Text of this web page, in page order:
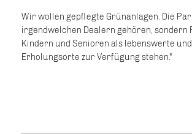
Wir wollen gepflegte Grünanlagen. Die
irgendwelchen Dealern gehören, sondern
Kindern und Senioren als lebenswerte
Erholungsorte zur Verfügung stehen."